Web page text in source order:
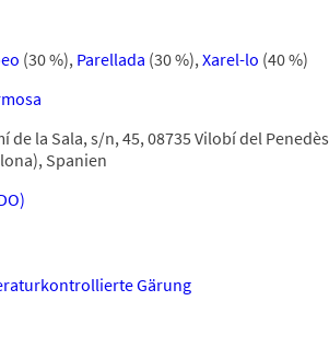
(30 %), Parellada (30 %),Xarel-lo (40 %)
de la Sala, s/n, 45, 08735 Vilobí del Penedès
Spanien
Gärung